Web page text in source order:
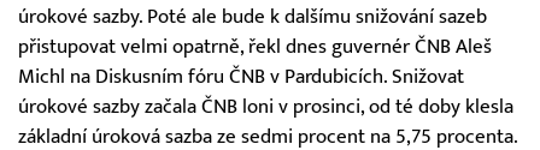
úrokové sazby. Poté ale bude k dalšímu snižování sazeb
přistupovat velmi opatrně, řekl dnes guvernér ČNB Aleš
Michl na Diskusním fóru ČNB v Pardubicích. Snižovat
úrokové sazby začala ČNB loni v prosinci, od té doby klesla
základní úroková sazba ze sedmi procent na 5,75 procenta.